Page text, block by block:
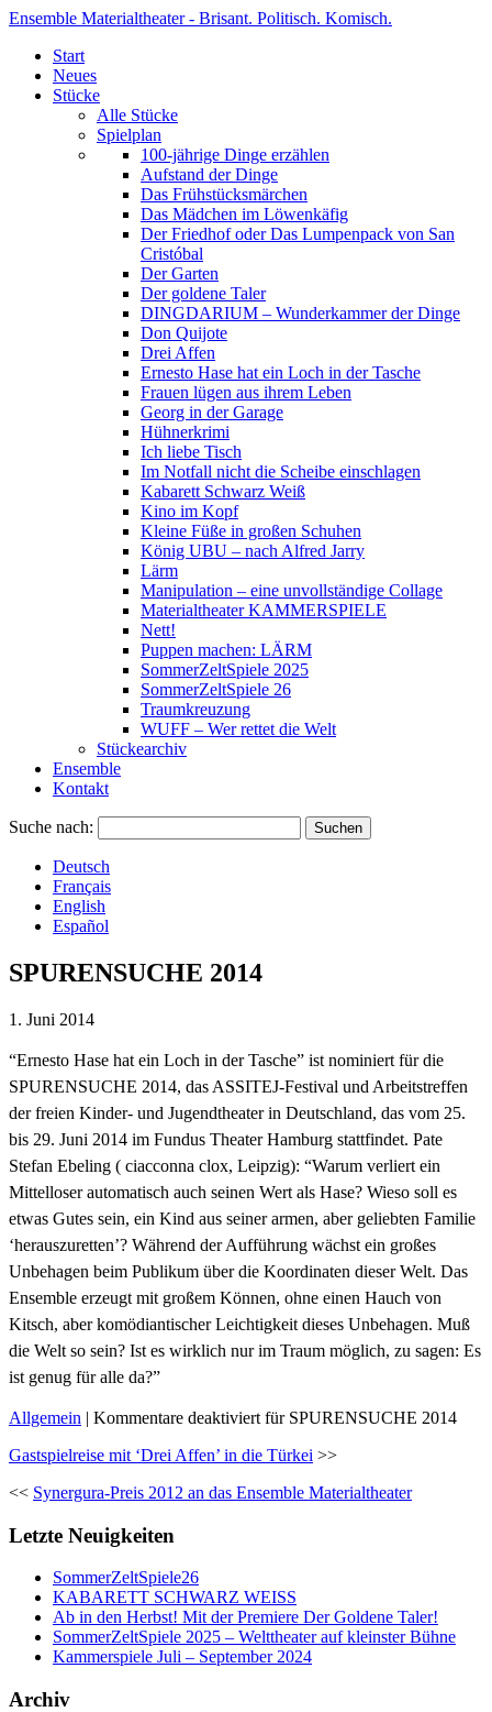
Ensemble Materialtheater - Brisant. Politisch. Komisch.
Start
Neues
Stücke
Alle Stücke
Spielplan
100-jährige Dinge erzählen
Aufstand der Dinge
Das Frühstücksmärchen
Das Mädchen im Löwenkäfig
Der Friedhof oder Das Lumpenpack von San
Cristóbal
Der Garten
Der goldene Taler
DINGDARIUM – Wunderkammer der Dinge
Don Quijote
Drei Affen
Ernesto Hase hat ein Loch in der Tasche
Frauen lügen aus ihrem Leben
Georg in der Garage
Hühnerkrimi
Ich liebe Tisch
Im Notfall nicht die Scheibe einschlagen
Kabarett Schwarz Weiß
Kino im Kopf
Kleine Füße in großen Schuhen
König UBU – nach Alfred Jarry
Lärm
Manipulation – eine unvollständige Collage
Materialtheater KAMMERSPIELE
Nett!
Puppen machen: LÄRM
SommerZeltSpiele 2025
SommerZeltSpiele 26
Traumkreuzung
WUFF – Wer rettet die Welt
Stückearchiv
Ensemble
Kontakt
Suche nach:
Deutsch
Français
English
Español
SPURENSUCHE 2014
1. Juni 2014
“Ernesto Hase hat ein Loch in der Tasche” ist nominiert für die
SPURENSUCHE 2014, das ASSITEJ-Festival und Arbeitstreffen
der freien Kinder- und Jugendtheater in Deutschland, das vom 25.
bis 29. Juni 2014 im Fundus Theater Hamburg stattfindet. Pate
Stefan Ebeling ( ciacconna clox, Leipzig): “Warum verliert ein
Mittelloser automatisch auch seinen Wert als Hase? Wieso soll es
etwas Gutes sein, ein Kind aus seiner armen, aber geliebten Familie
‘herauszuretten’? Während der Aufführung wächst ein großes
Unbehagen beim Publikum über die Koordinaten dieser Welt. Das
Ensemble erzeugt mit großem Können, ohne einen Hauch von
Kitsch, aber komödiantischer Leichtigkeit dieses Unbehagen. Muß
die Welt so sein? Ist es wirklich nur im Traum möglich, zu sagen: Es
ist genug für alle da?”
Allgemein | Kommentare deaktiviert für SPURENSUCHE 2014
Gastspielreise mit ‘Drei Affen’ in die Türkei >>
<< Synergura-Preis 2012 an das Ensemble Materialtheater
Letzte Neuigkeiten
SommerZeltSpiele26
KABARETT SCHWARZ WEISS
Ab in den Herbst! Mit der Premiere Der Goldene Taler!
SommerZeltSpiele 2025 – Welttheater auf kleinster Bühne
Kammerspiele Juli – September 2024
Archiv